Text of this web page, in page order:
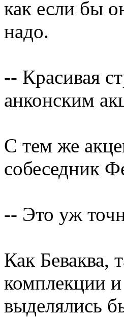
как если бы
надо.
-- Красивая
анконским
С тем же
собеседник
-- Это уж
Как Беваква,
комплекции
выделялись